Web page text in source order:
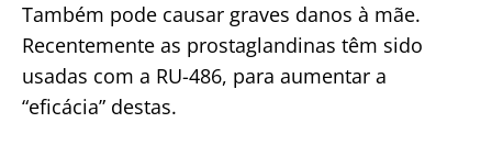
Também pode causar graves danos à mãe.
Recentemente as prostaglandinas têm sido
usadas com a RU-486, para aumentar a
“eficácia” destas.